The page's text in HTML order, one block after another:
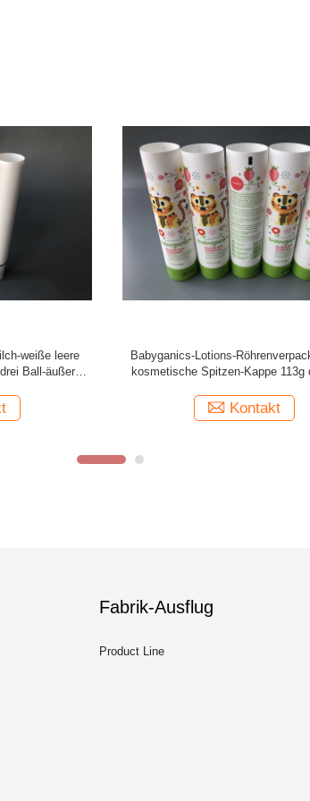
mit Acrylica-
Gefälschtes
Röhrenverpackung mit
Kontakt
Fabrik-Ausflug
Product Line